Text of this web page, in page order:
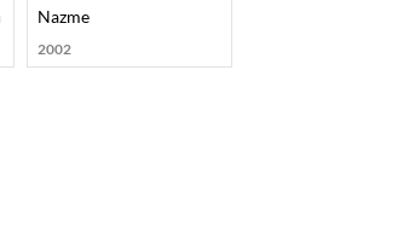
Nazme
2002